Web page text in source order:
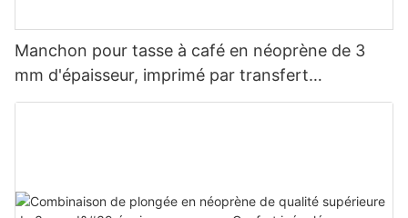
Manchon pour tasse à café en néoprène de 3
mm d'épaisseur, imprimé par transfert
thermique.